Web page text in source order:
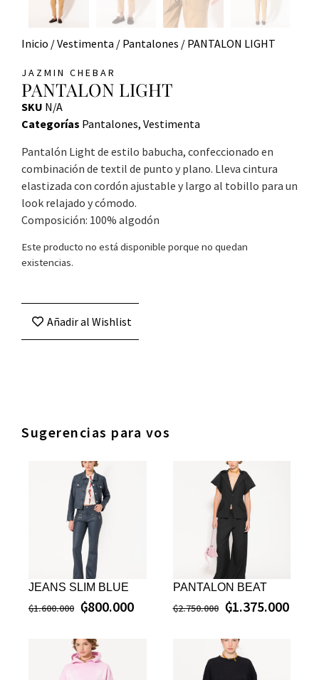
Inicio /Vestimenta / Pantalones / PANTALON LIGHT
JAZMIN CHEBAR
PANTALON LIGHT
SKU N/A
Categorías Pantalones, Vestimenta
Pantalón Light de estilo babucha, confeccionado en
combinación de textil de punto y plano. Lleva cintura
elastizada con cordón ajustable y largo al tobillo para un
look relajado y cómodo.
Composición: 100% algodón
Este producto no está disponible porque no quedan
existencias.
Añadir al Wishlist
Sugerencias para vos
JEANS SLIM BLUE
₲1.600.000 ₲800.000
PANTALON BEAT
₲2.750.000 ₲1.375.000